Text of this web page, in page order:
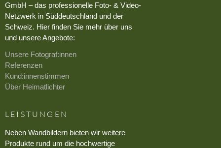
GmbH – das professionelle Foto- & Video-
Netzwerk in Süddeutschland und der
Schweiz. Hier finden Sie mehr über uns
und unsere Angebote:
Unsere Fotograf:innen
Referenzen
Kund:innenstimmen
Über Heimatlichter
LEISTUNGEN
Neben Wandbildern bieten wir weitere
Produkte rund um die hochwertige